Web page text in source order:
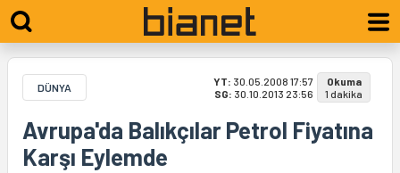
DÜNYA YT: 30.05.2008 17:57
SG: 30.10.2013 23:56
Okuma
1 dakika
Avrupa'da Balıkçılar Petrol Fiyatına
Karşı Eylemde